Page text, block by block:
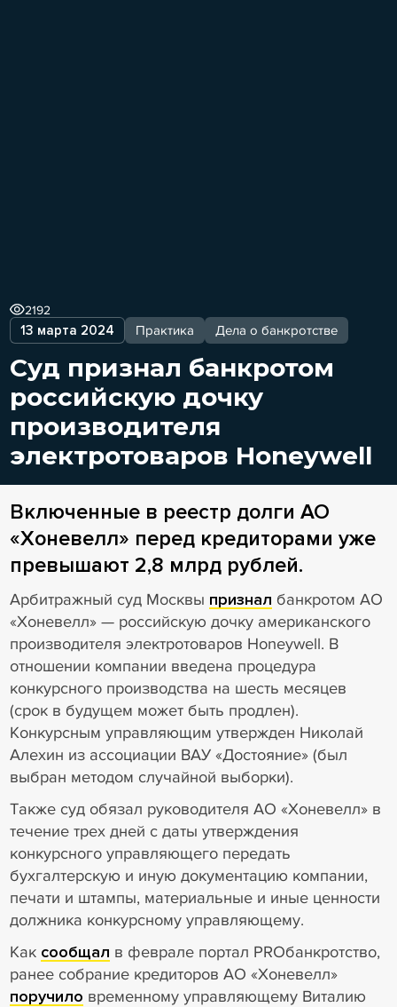
13 марта 2024 Практика Дела о банкротстве
2192
Суд признал банкротом
российскую дочку
производителя
электротоваров Honeywell
Включенные в реестр долги АО
«Хоневелл» перед кредиторами уже
превышают 2,8 млрд рублей.
Арбитражный суд Москвы признал банкротом АО
«Хоневелл» — российскую дочку американского
производителя электротоваров Honeywell. В
отношении компании введена процедура
конкурсного производства на шесть месяцев
(срок в будущем может быть продлен).
Конкурсным управляющим утвержден Николай
Алехин из ассоциации ВАУ «Достояние» (был
выбран методом случайной выборки).
Также суд обязал руководителя АО «Хоневелл» в
течение трех дней с даты утверждения
конкурсного управляющего передать
бухгалтерскую и иную документацию компании,
печати и штампы, материальные и иные ценности
должника конкурсному управляющему.
Как сообщал в феврале портал PROбанкротство,
ранее собрание кредиторов АО «Хоневелл»
поручило временному управляющему Виталию